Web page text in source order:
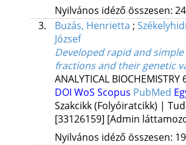
Nyilvános idéző összesen:
3.
Buzás, Henrietta ;
József
Developed rapid and
fractions and their genetic
ANALYTICAL BIOCHEMISTRY
DOI WoS Scopus PubMed
Szakcikk (Folyóiratcikk) |
[33126159] [Admin
Nyilvános idéző összesen: